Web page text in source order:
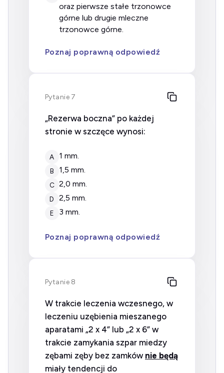
oraz pierwsze stałe trzonowce
górne lub drugie mleczne
trzonowce górne.
Poznaj poprawną odpowiedź
Pytanie 7
„Rezerwa boczna” po każdej
stronie w szczęce wynosi:
A 1 mm.
B 1,5 mm.
C 2,0 mm.
D 2,5 mm.
E 3 mm.
Poznaj poprawną odpowiedź
Pytanie 8
W trakcie leczenia wczesnego, w
leczeniu uzębienia mieszanego
aparatami „2 x 4” lub „2 x 6” w
trakcie zamykania szpar miedzy
zębami zęby bez zamków nie będą
miały tendencji do